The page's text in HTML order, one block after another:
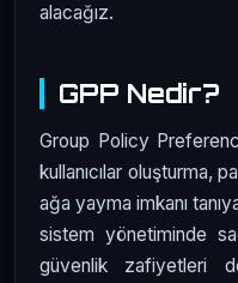
alacağız.
GPP Nedir?
Group Policy
kullanıcılar oluşturma,
ağa yayma imkanı
sistem yönetiminde
güvenlik zafiyetleri